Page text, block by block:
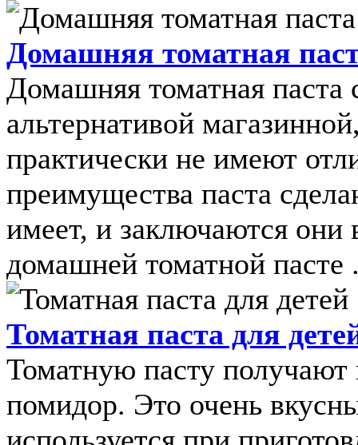
Домашняя томатная
Домашняя томатная паста
альтернативой
практически не имеют
преимущества паста
имеет, и заключаются они
домашней томатной пасте
Томатная паста для
Томатную пасту
помидор. Это очень